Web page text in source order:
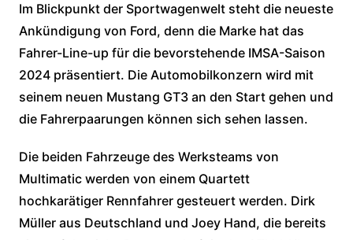
Im Blickpunkt der Sportwagenwelt steht die neueste
Ankündigung von Ford, denn die Marke hat das
Fahrer-Line-up für die bevorstehende IMSA-Saison
2024 präsentiert. Die Automobilkonzern wird mit
seinem neuen Mustang GT3 an den Start gehen und
die Fahrerpaarungen können sich sehen lassen.
Die beiden Fahrzeuge des Werksteams von
Multimatic werden von einem Quartett
hochkarätiger Rennfahrer gesteuert werden. Dirk
Müller aus Deutschland und Joey Hand, die bereits